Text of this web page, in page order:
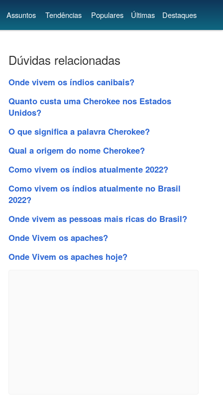
Assuntos Tendências Populares Últimas Destaques
Dúvidas relacionadas
Onde vivem os índios canibais?
Quanto custa uma Cherokee nos Estados
Unidos?
O que significa a palavra Cherokee?
Qual a origem do nome Cherokee?
Como vivem os índios atualmente 2022?
Como vivem os índios atualmente no Brasil
2022?
Onde vivem as pessoas mais ricas do Brasil?
Onde Vivem os apaches?
Onde Vivem os apaches hoje?